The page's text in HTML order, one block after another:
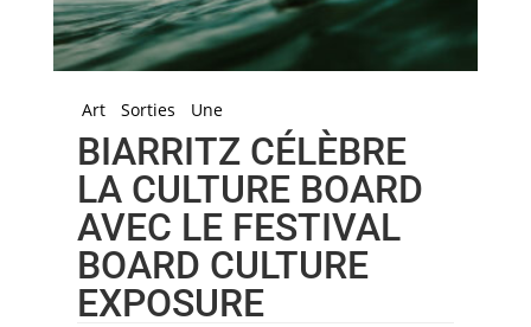
Art Sorties Une
BIARRITZ CÉLÈBRE
LA CULTURE BOARD
AVEC LE FESTIVAL
BOARD CULTURE
EXPOSURE